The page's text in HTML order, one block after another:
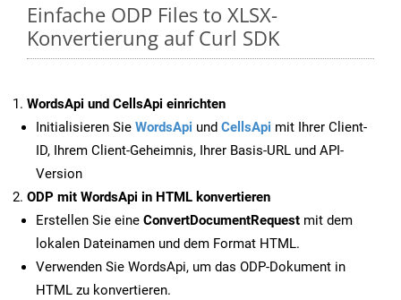
Einfache ODP Files to XLSX-
Konvertierung auf Curl SDK
WordsApi und CellsApi einrichten
Initialisieren Sie WordsApi und CellsApi mit Ihrer Client-
ID, Ihrem Client-Geheimnis, Ihrer Basis-URL und API-
Version
ODP mit WordsApi in HTML konvertieren
Erstellen Sie eine ConvertDocumentRequest mit dem
lokalen Dateinamen und dem Format HTML.
Verwenden Sie WordsApi, um das ODP-Dokument in
HTML zu konvertieren.